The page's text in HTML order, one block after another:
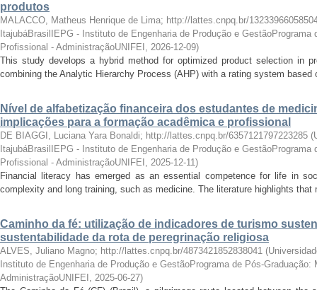
produtos
MALACCO, Matheus Henrique de Lima; http://lattes.cnpq.br/
ItajubáBrasilIEPG - Instituto de Engenharia de Produção e GestãoPrograma
Profissional - AdministraçãoUNIFEI , 2026-12-09)
This study develops a hybrid method for optimized product selection in
combining the Analytic Hierarchy Process (AHP) with a rating system
Nível de alfabetização financeira dos estudantes de
implicações para a formação acadêmica e profissional
DE BIAGGI, Luciana Yara Bonaldi; http://lattes.cnpq.br/6357121797223285 (
ItajubáBrasilIEPG - Instituto de Engenharia de Produção e GestãoPrograma
Profissional - AdministraçãoUNIFEI , 2025-12-11)
Financial literacy has emerged as an essential competence for life in
complexity and long training, such as medicine. The literature highlights
Caminho da fé: utilização de indicadores de turismo
sustentabilidade da rota de peregrinação religiosa
ALVES, Juliano Magno; http://lattes.cnpq.br/4873421852838041 (
Instituto de Engenharia de Produção e GestãoPrograma de Pós-Graduação:
AdministraçãoUNIFEI , 2025-06-27)